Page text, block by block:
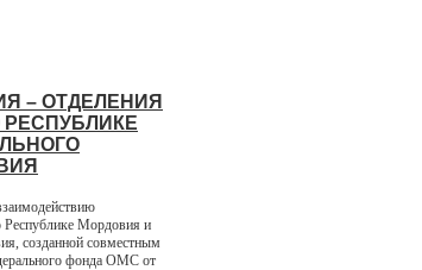
– ОТДЕЛЕНИЯ
Республике Мордовия и
созданной совместным
фонда ОМС от